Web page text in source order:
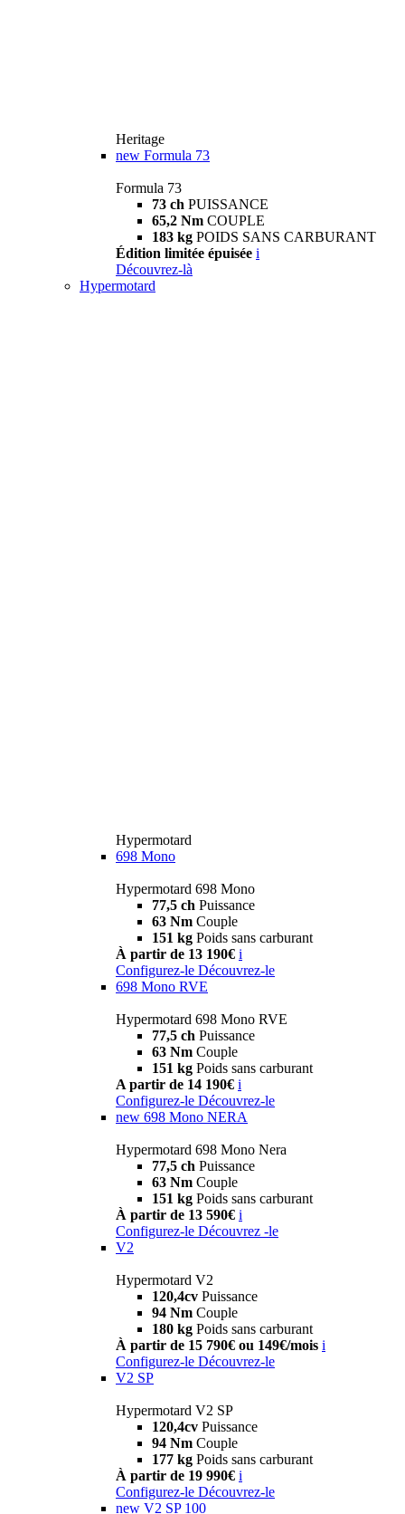
Heritage
new Formula 73
Formula 73
73 ch PUISSANCE
65,2 Nm COUPLE
183 kg POIDS SANS CARBURANT
Édition limitée épuisée i
Découvrez-là
Hypermotard
Hypermotard
698 Mono
Hypermotard 698 Mono
77,5 ch Puissance
63 Nm Couple
151 kg Poids sans carburant
À partir de 13 190€ i
Configurez-le Découvrez-le
698 Mono RVE
Hypermotard 698 Mono RVE
77,5 ch Puissance
63 Nm Couple
151 kg Poids sans carburant
A partir de 14 190€ i
Configurez-le Découvrez-le
new 698 Mono NERA
Hypermotard 698 Mono Nera
77,5 ch Puissance
63 Nm Couple
151 kg Poids sans carburant
À partir de 13 590€ i
Configurez-le Découvrez -le
V2
Hypermotard V2
120,4cv Puissance
94 Nm Couple
180 kg Poids sans carburant
À partir de 15 790€ ou 149€/mois i
Configurez-le Découvrez-le
V2 SP
Hypermotard V2 SP
120,4cv Puissance
94 Nm Couple
177 kg Poids sans carburant
À partir de 19 990€ i
Configurez-le Découvrez-le
new V2 SP 100